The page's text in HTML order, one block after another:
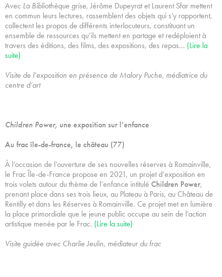
Avec La Bibliothèque grise, Jérôme Dupeyrat et Laurent Sfar mettent
en commun leurs lectures, rassemblent des objets qui s’y rapportent,
collectent les propos de différents interlocuteurs, constituant un
ensemble de ressources qu’ils mettent en partage et redéploient à
travers des éditions, des films, des expositions, des repas… (Lire la
suite)
Visite de l’exposition en présence de Malory Puche, médiatrice du
centre d’art
Children Power, une exposition sur l’enfance
Au frac île-de-france, le château (77)
À l’occasion de l’ouverture de ses nouvelles réserves à Romainville,
le Frac Île-de-France propose en 2021, un projet d’exposition en
trois volets autour du thème de l’enfance intitulé Children Power,
prenant place dans ses trois lieux, au Plateau à Paris, au Château de
Rentilly et dans les Réserves à Romainville. Ce projet met en lumière
la place primordiale que le jeune public occupe au sein de l’action
artistique menée par le Frac. (Lire la suite)
Visite guidée avec Charlie Jeulin, médiateur du frac